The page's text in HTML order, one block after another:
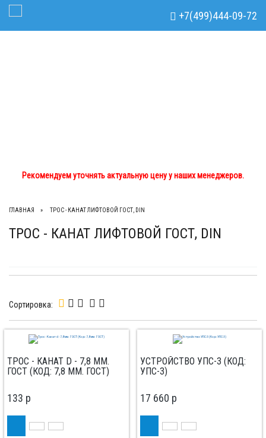
Рекомендуем уточнять актуальную цену у наших менеджеров.
Рекомендуем уточнять актуальную цену у наших менеджеров.
+7(499)444-09-72
Toggle Navigation
ГЛАВНАЯ ТРОС - КАНАТ ЛИФТОВОЙ ГОСТ, DIN
ТРОС - КАНАТ ЛИФТОВОЙ ГОСТ, DIN
Сортировка:
ТРОС - КАНАТ D - 7,8 ММ.
ГОСТ (КОД: 7,8 ММ. ГОСТ)
133 p
УСТРОЙСТВО УПС-3 (КОД:
УПС-3)
17 660 p